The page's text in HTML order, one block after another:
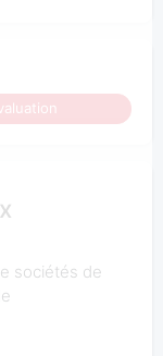
sociétés de